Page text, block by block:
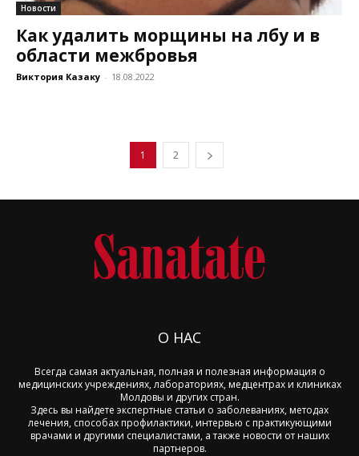
Новости
Как удалить морщины на лбу и в
области межбровья
Виктория Казаку - 18.08.2022
1 2
О НАС
Всегда самая актуальная, полная и полезная информация о
медицинских учреждениях, лабораториях, медцентрах и клиниках
Молдовы и других стран.
Здесь вы найдете экспертные статьи о заболеваниях, методах
лечения, способах профилактики, интервью с практикующими
врачами и другими специалистами, а также новости от наших
партнеров.